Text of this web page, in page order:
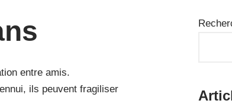
entre amis.
ils peuvent fragiliser